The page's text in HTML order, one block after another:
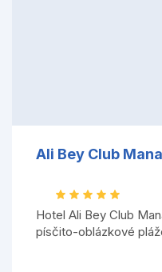
Ali Bey Club
Hotel Ali Bey Club
písčito-oblázkové